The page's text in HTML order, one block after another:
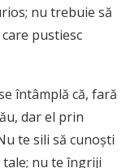
nu trebuie să
pustiesc
întâmplă că, fară
dar el prin
te sili să cunoşti
nu te îngriji